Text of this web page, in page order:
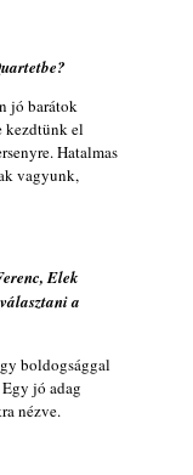
jó barátok
kezdtünk el
Hatalmas
vagyunk,
Elek
a
boldogsággal
jó adag
nézve.